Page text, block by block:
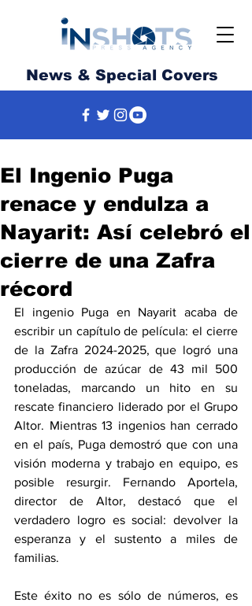
News & Special Covers
El Ingenio Puga
renace y endulza a
Nayarit: Así celebró el
cierre de una Zafra
récord
El ingenio Puga en Nayarit acaba de
escribir un capítulo de película: el cierre
de la Zafra 2024-2025, que logró una
producción de azúcar de 43 mil 500
toneladas, marcando un hito en su
rescate financiero liderado por el Grupo
Altor. Mientras 13 ingenios han cerrado
en el país, Puga demostró que con una
visión moderna y trabajo en equipo, es
posible resurgir. Fernando Aportela,
director de Altor, destacó que el
verdadero logro es social: devolver la
esperanza y el sustento a miles de
familias.
Este éxito no es sólo de números, es